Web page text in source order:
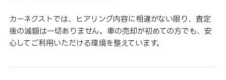
カーネクストでは、ヒアリング内容に相違がない限り、査定
後の減額は一切ありません。車の売却が初めての方でも、安
心してご利用いただける環境を整えています。